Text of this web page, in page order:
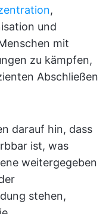
,
und
mit
zu kämpfen,
Abschließen
darauf hin, dass
ist, was
weitergegeben
stehen,